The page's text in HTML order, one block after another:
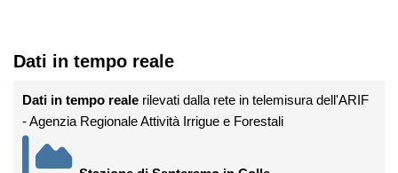
Dati in tempo reale
Dati in tempo reale rilevati dalla rete in telemisura dell'ARIF
- Agenzia Regionale Attività Irrigue e Forestali